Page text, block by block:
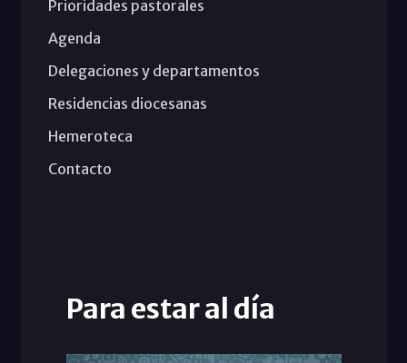
Prioridades pastorales
Agenda
Delegaciones y departamentos
Residencias diocesanas
Hemeroteca
Contacto
Para estar al día